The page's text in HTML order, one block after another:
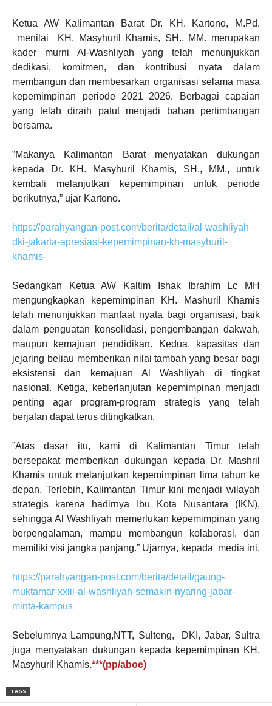
Ketua AW Kalimantan Barat Dr. KH.
Kartono, M.Pd.
menilai KH.
Masyhuril Khamis, SH., MM. merupakan
kader murni Al-Washliyah yang telah menunjukkan
dedikasi, komitmen, dan kontribusi nyata dalam
membangun dan membesarkan organisasi selama masa
kepemimpinan periode 2021–2026. Berbagai capaian
yang telah diraih patut menjadi bahan pertimbangan
bersama.
”Makanya Kalimantan Barat menyatakan dukungan
kepada Dr. KH. Masyhuril Khamis, SH., MM., untuk
kembali melanjutkan kepemimpinan untuk periode
berikutnya,” ujar Kartono.
https://parahyangan-post.com/berita/detail/al-washliyah-
dki-jakarta-apresiasi-kepemimpinan-kh-masyhuril-
khamis-
Sedangkan Ketua AW Kaltim Ishak Ibrahim Lc MH
mengungkapkan kepemimpinan KH. Mashuril Khamis
telah menunjukkan manfaat nyata bagi organisasi, baik
dalam penguatan konsolidasi, pengembangan dakwah,
maupun kemajuan pendidikan. Kedua, kapasitas dan
jejaring beliau memberikan nilai tambah yang besar bagi
eksistensi dan kemajuan Al Washliyah di tingkat
nasional. Ketiga, keberlanjutan kepemimpinan menjadi
penting agar program-program strategis yang telah
berjalan dapat terus ditingkatkan.
”Atas dasar itu, kami di Kalimantan Timur telah
bersepakat memberikan dukungan kepada Dr. Mashril
Khamis untuk melanjutkan kepemimpinan lima tahun ke
depan. Terlebih, Kalimantan Timur kini menjadi wilayah
strategis karena hadirnya Ibu Kota Nusantara (IKN),
sehingga Al Washliyah memerlukan kepemimpinan yang
berpengalaman, mampu membangun kolaborasi, dan
memiliki visi jangka panjang.” Ujarnya, kepada media ini.
https://parahyangan-post.com/berita/detail/gaung-
muktamar-xxiii-al-washliyah-semakin-nyaring-jabar-
minta-kampus
Sebelumnya Lampung,NTT, Sulteng, DKI, Jabar, Sultra
juga menyatakan dukungan kepada kepemimpinan KH.
Masyhuril Khamis.***(pp/aboe)
TAGS